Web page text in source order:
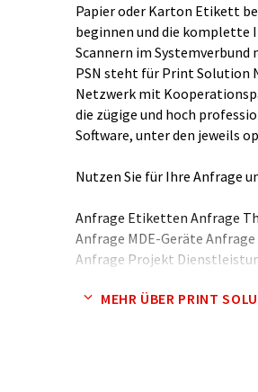
Papier oder Karton Etikett
beginnen und die komplette
Scannern im Systemverbund
PSN steht für Print Solution
Netzwerk mit
die zügige und hoch
Software, unter den jeweils
Nutzen Sie für Ihre Anfrage
Anfrage Etiketten Anfrage
Anfrage MDE-Geräte
Anfrage Projekt
PSN Etiketten ist Ihr
MEHR ÜBER PRINT